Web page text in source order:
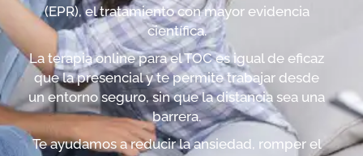
(EPR), el tratamiento con mayor evidencia
científica.
La terapia online para el TOC es igual de eficaz
que la presencial y te permite trabajar desde
un entorno seguro, sin que la distancia sea una
barrera.
Te ayudamos a reducir la ansiedad, romper el